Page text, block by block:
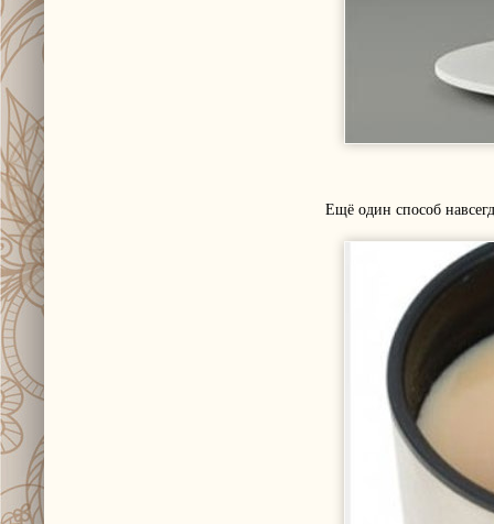
Ещё один способ